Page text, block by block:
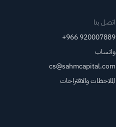
اتصل بنا
+966 920007889
واتساب
cs@sahmcapital.com
الملاحظات والاقتراحات